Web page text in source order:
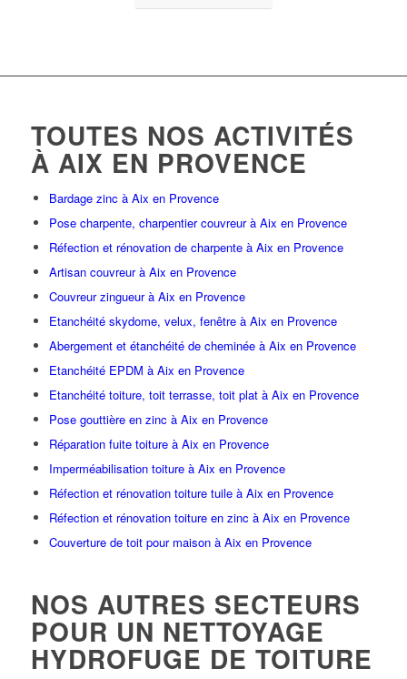
TOUTES NOS ACTIVITÉS
À AIX EN PROVENCE
Bardage zinc à Aix en Provence
Pose charpente, charpentier couvreur à Aix en Provence
Réfection et rénovation de charpente à Aix en Provence
Artisan couvreur à Aix en Provence
Couvreur zingueur à Aix en Provence
Etanchéité skydome, velux, fenêtre à Aix en Provence
Abergement et étanchéité de cheminée à Aix en Provence
Etanchéité EPDM à Aix en Provence
Etanchéité toiture, toit terrasse, toit plat à Aix en Provence
Pose gouttière en zinc à Aix en Provence
Réparation fuite toiture à Aix en Provence
Imperméabilisation toiture à Aix en Provence
Réfection et rénovation toiture tuile à Aix en Provence
Réfection et rénovation toiture en zinc à Aix en Provence
Couverture de toit pour maison à Aix en Provence
NOS AUTRES SECTEURS
POUR UN NETTOYAGE
HYDROFUGE DE TOITURE